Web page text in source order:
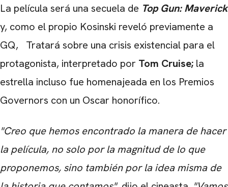
La película será una secuela de Top Gun: Maverick
y, como el propio Kosinski reveló previamente a
GQ,
Tratará sobre una crisis existencial para el
protagonista, interpretado por Tom Cruise; la
estrella incluso fue homenajeada en los Premios
Governors con un Oscar honorífico.
"Creo que hemos encontrado la manera de hacer
la película, no solo por la magnitud de lo que
proponemos, sino también por la idea misma de